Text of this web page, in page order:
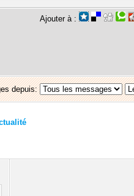
Ajouter à :
depuis: